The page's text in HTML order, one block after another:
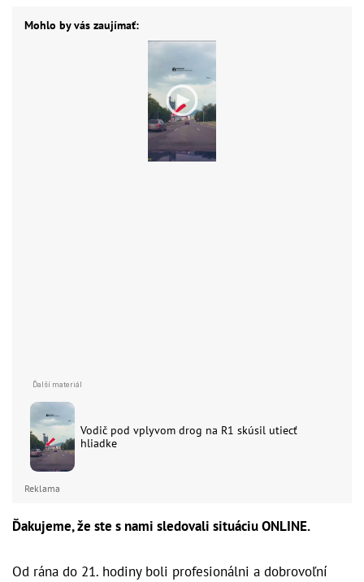
Mohlo by vás zaujímať:
Vodič pod vplyvom drog na R1 skúsil utiecť
hliadke
Reklama
Ďakujeme, že ste s nami sledovali situáciu ONLINE.
Od rána do 21. hodiny boli profesionálni a dobrovoľní